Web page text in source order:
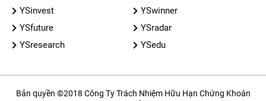
YSinvest
YSwinner
YSfuture
YSradar
YSresearch
YSedu
Bản quyền ©2018 Công Ty Trách Nhiệm Hữu Hạn Chứng Khoán